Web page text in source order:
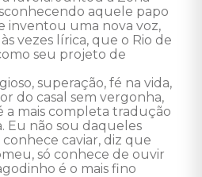
aquele papo
inventou uma nova voz,
vezes lírica, que o Rio de
seu projeto de
superação, fé na vida,
do casal sem vergonha,
mais completa tradução
Eu não sou daqueles
caviar, diz que
só conhece de ouvir
é o mais fino